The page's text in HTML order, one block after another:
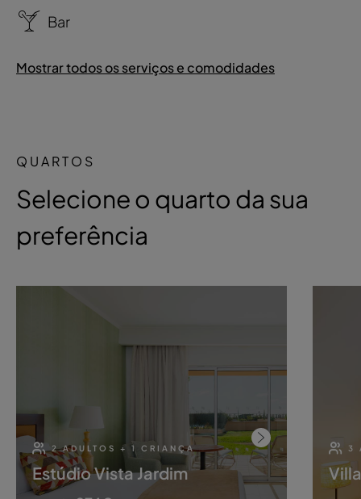
Bar
Mostrar todos os serviços e comodidades
QUARTOS
Selecione o quarto da sua
preferência
2 ADULTOS + 1 CRIANÇA
Estúdio Vista Jardim
3